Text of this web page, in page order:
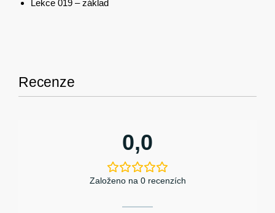
Lekce 019 – základ
Recenze
0,0
Založeno na 0 recenzích